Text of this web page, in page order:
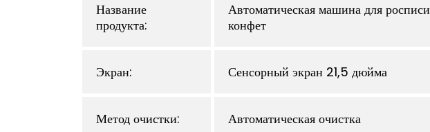
Название
продукта:
Автоматическая машина для росписи
конфет
Экран: Сенсорный экран 21,5 дюйма
Метод очистки: Автоматическая очистка